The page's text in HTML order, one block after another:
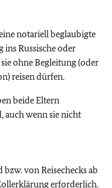
notariell beglaubigte
Russische oder
ohne Begleitung (oder
reisen dürfen.
beide Eltern
auch wenn sie nicht
von Reisechecks ab
erforderlich.